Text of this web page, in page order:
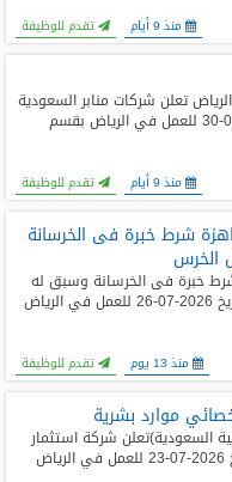
منذ 9 أيام تقدم للوظيفة
تعلن شركات منابر السعودية
والاطلال للتوظيف بالخارج عن ... بتاريخ 2026-07-30 للعمل في الرياض بقسم
منذ 9 أيام تقدم للوظيفة
شرط خبرة فى الخرسانة
الخرس
خبرة فى الخرسانة وسبق له
العمل فى السعودية فى مجال الخرسانة ... بتاريخ 2026-07-26 للعمل في الرياض
منذ 13 يوم تقدم للوظيفة
موارد بشرية
السعودية) ​تعلن شركة استثمار
أجنبي رائدة في قطاع التعدين عن فتح ... بتاريخ 2026-07-23 للعمل في الرياض